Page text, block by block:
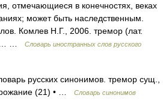
отмечающиеся в конечностях, веках
может быть наследственным.
Комлев Н.Г., 2006. тремор (лат.
…
Словарь иностранных слов русского
русских синонимов. тремор сущ.,
(21) • …
Словарь синонимов